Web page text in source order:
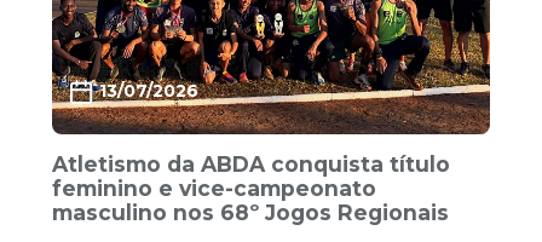
13/07/2026
Atletismo da ABDA conquista título
feminino e vice-campeonato
masculino nos 68º Jogos Regionais